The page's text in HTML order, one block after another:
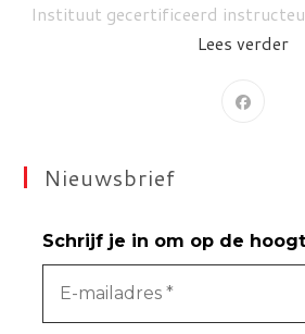
Instituut gecertificeerd
Lees verder
Nieuwsbrief
Schrijf je in om op de